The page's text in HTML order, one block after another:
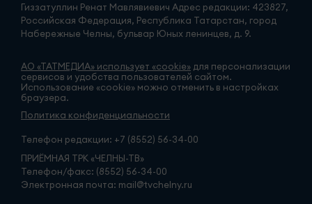
Гиззатуллин Ренат Мавлявиевич Адрес редакции: 423827,
Российская Федерация, Республика Татарстан, город
Набережные Челны, бульвар Юных ленинцев, д. 9.
АО «ТАТМЕДИА» использует «cookie» для персонализации
сервисов и удобства пользователей сайтом.
Использование «cookie» можно отменить в настройках
браузера.
Политика конфиденциальности
Телефон редакции: +7 (8552) 56-34-00
ПРИЁМНАЯ ТРК «ЧЕЛНЫ-ТВ»
Телефон/факс: (8552) 56-34-00
Электронная почта: mail@tvchelny.ru